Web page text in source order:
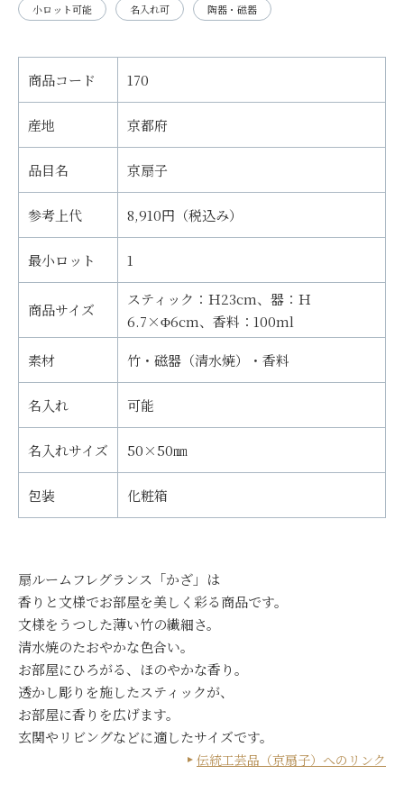
小ロット可能 名入れ可 陶器・磁器
商品コード 170
産地 京都府
品目名 京扇子
参考上代 8,910円（税込み）
最小ロット 1
商品サイズ
スティック：Ｈ23cm、器：Ｈ
6.7×Φ6cm、香料：100ml
素材 竹・磁器（清水焼）・香料
名入れ 可能
名入れサイズ 50×50㎜
包装 化粧箱
扇ルームフレグランス「かざ」は
香りと文様でお部屋を美しく彩る商品です。
文様をうつした薄い竹の繊細さ。
清水焼のたおやかな色合い。
お部屋にひろがる、ほのやかな香り。
透かし彫りを施したスティックが、
お部屋に香りを広げます。
玄関やリビングなどに適したサイズです。
伝統工芸品（京扇子）へのリンク